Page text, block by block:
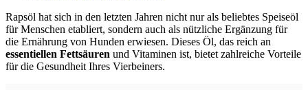
Rapsöl hat sich in den letzten Jahren nicht nur als beliebtes Speiseöl
für Menschen etabliert, sondern auch als nützliche Ergänzung für
die Ernährung von Hunden erwiesen. Dieses Öl, das reich an
essentiellen Fettsäuren und Vitaminen ist, bietet zahlreiche Vorteile
für die Gesundheit Ihres Vierbeiners.